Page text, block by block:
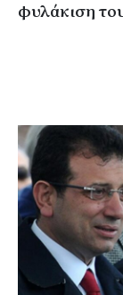
φυλάκιση